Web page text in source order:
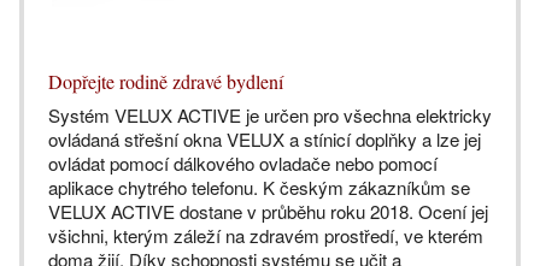
Dopřejte rodině zdravé bydlení
Systém VELUX ACTIVE je určen pro všechna elektricky
ovládaná střešní okna VELUX a stínicí doplňky a lze jej
ovládat pomocí dálkového ovladače nebo pomocí
aplikace chytrého telefonu. K českým zákazníkům se
VELUX ACTIVE dostane v průběhu roku 2018. Ocení jej
všichni, kterým záleží na zdravém prostředí, ve kterém
doma žijí. Díky schopnosti systému se učit a